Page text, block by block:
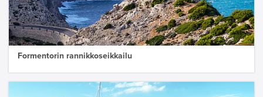
Formentorin rannikkoseikkailu